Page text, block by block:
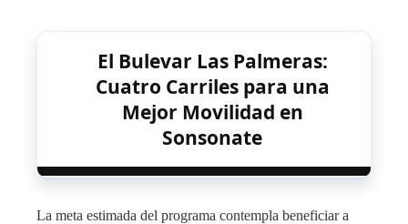
El Bulevar Las Palmeras:
Cuatro Carriles para una
Mejor Movilidad en
Sonsonate
La meta estimada del programa contempla beneficiar a